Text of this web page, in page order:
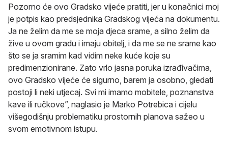
Pozorno će ovo Gradsko vijeće pratiti, jer u konačnici moj
je potpis kao predsjednika Gradskog vijeća na dokumentu.
Ja ne želim da me se moja djeca srame, a silno želim da
žive u ovom gradu i imaju obitelj, i da me se ne srame kao
što se ja sramim kad vidim neke kuće koje su
predimenzionirane. Zato vrlo jasna poruka izrađivačima,
ovo Gradsko vijeće će sigurno, barem ja osobno, gledati
postoji li neki utjecaj. Svi mi imamo mobitele, poznanstva
kave ili ručkove”, naglasio je Marko Potrebica i cijelu
višegodišnju problematiku prostornih planova sažeo u
svom emotivnom istupu.